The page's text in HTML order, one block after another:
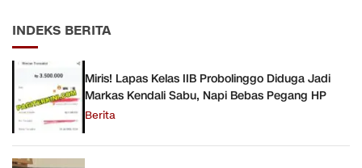
INDEKS BERITA
Miris! Lapas Kelas IIB Probolinggo Diduga Jadi
Markas Kendali Sabu, Napi Bebas Pegang HP
Berita